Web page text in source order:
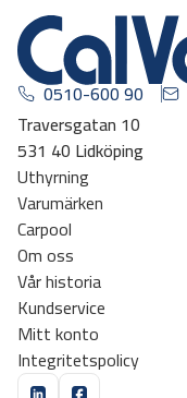
0510-600 90
Traversgatan 10
531 40 Lidköping
Uthyrning
Varumärken
Carpool
Om oss
Vår historia
Kundservice
Mitt konto
Integritetspolicy